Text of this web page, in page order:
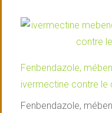
Fenbendazole,
ivermectine contre le
Fenbendazole,